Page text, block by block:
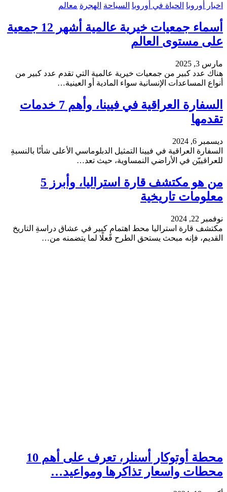
اخبار أوروبا الحياة في أوروبا السياحة الهجرة معالم
أسماء جمعيات خيرية عالمية أشهر 12 جمعية
على مستوى العالم
مارس 3, 2025
هناك عدد كبير من جمعيات خيرية عالمية التي تقدم عدد كبير من
أنواع المساعدات الإنسانية سواء المادية أو العينية…
السفارة العراقية في فيينا، وأهم 7 خدمات
تقدمها
ديسمبر 6, 2024
السفارة العراقية في فيينا التمثيل الدبلوماسي الأعلى شأنًا بالنسبةِ
للعراقييّن في الأراضي النمساوية، حيث تعد…
من هو مكتشف قارة استراليا، وأبرز 5
معلومات تاريخية
نوفمبر 22, 2024
مكتشف قارة استراليا محط اهتمامٍ كبير في عشاق دراسةِ التاريخ
القديم، فإنه مبحث يستحق الطرح فعلًا لما يتضمنه من…
محطة أوتوكار أسنلر، تعرف على أهم 10
محطات واسعار تذاكرها ومواعيد…